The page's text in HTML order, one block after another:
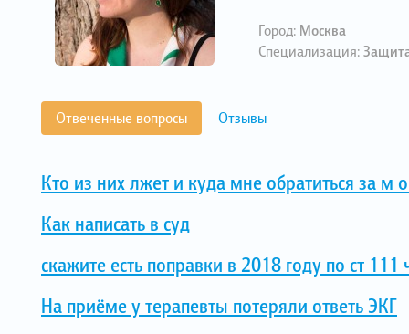
Город: Москва
Специализация:
Отвеченные вопросы Отзывы
Кто из них лжет и куда мне обратиться за м
Как написать в суд
скажите есть поправки в 2018 году по ст 111
На приёме у терапевты потеряли ответь ЭКГ